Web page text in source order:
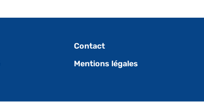
Contact
Mentions légales